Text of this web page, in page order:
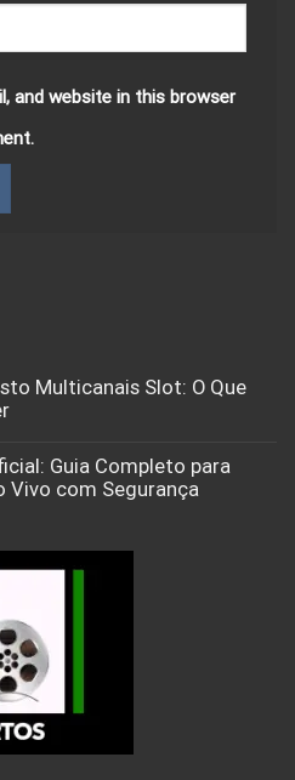
and website in this browser
Multicanais Slot: O Que
Guia Completo para
Vivo com Segurança